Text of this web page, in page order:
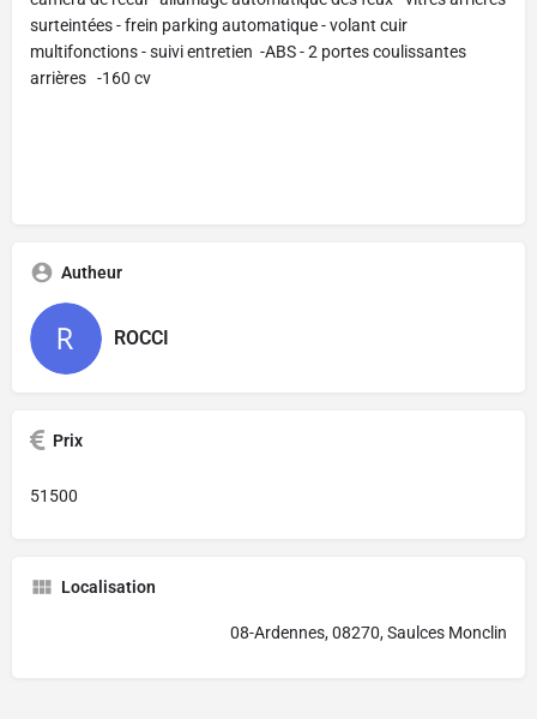
surteintées - frein parking automatique - volant cuir
multifonctions - suivi entretien -ABS - 2 portes coulissantes
arrières -160 cv
Autheur
ROCCI
Prix
51500
Localisation
08-Ardennes, 08270, Saulces Monclin